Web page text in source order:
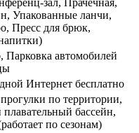
зал, Прачечная,
Упакованные ланчи,
Пресс для брюк,
Парковка автомобилей
Интернет бесплатно
по территории,
бассейн,
по сезонам)